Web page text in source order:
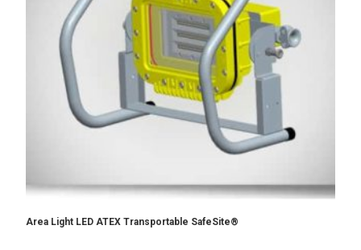
Area Light LED ATEX Transportable SafeSite®